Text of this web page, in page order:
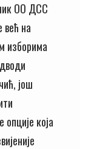
ОО ДСС
на
изборима
још
која